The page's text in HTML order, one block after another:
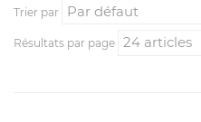
Trier par
Résultats par page